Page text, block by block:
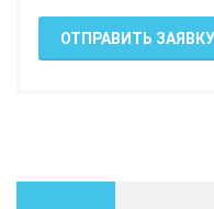
ОТПРАВИТЬ ЗАЯВКУ